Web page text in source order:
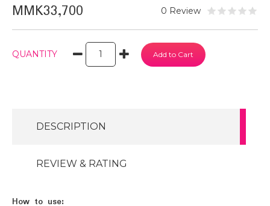
MMK33,700 0 Review
QUANTITY
DESCRIPTION
REVIEW & RATING
How to use: